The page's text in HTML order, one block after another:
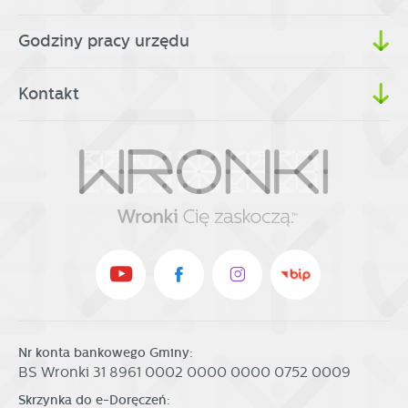
Godziny pracy urzędu
Kontakt
Nr konta bankowego Gminy:
BS Wronki 31 8961 0002 0000 0000 0752 0009
Skrzynka do e-Doręczeń:
postaci wiadomości, ofert, komunikatów mediów